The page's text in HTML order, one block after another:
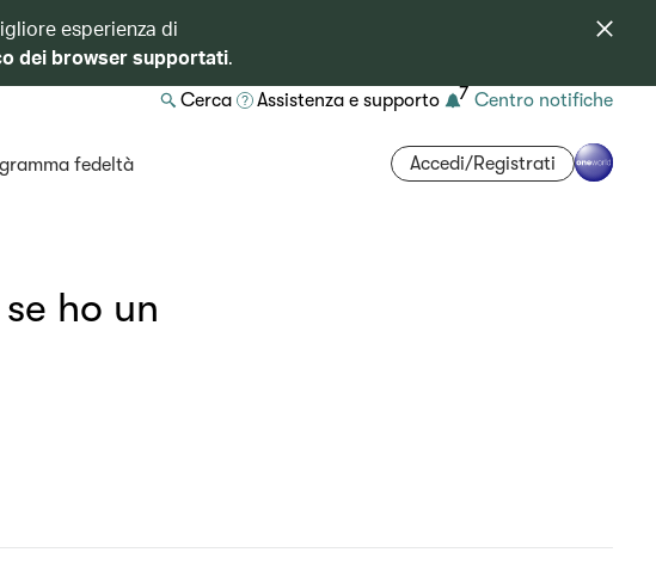
esperienza di
dei browser supportati.
Cerca Assistenza e supporto 7 Centro notifiche
fedeltà Accedi/Registrati
ho un